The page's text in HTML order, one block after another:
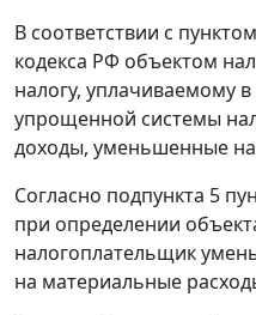
В соответствии с
кодекса РФ объектом
налогу, уплачиваемому
упрощенной системы
доходы, уменьшенные
Согласно подпункта 5
при определении
налогоплательщик
на материальные